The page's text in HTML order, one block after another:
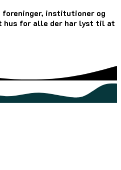
foreninger, institutioner og
hus for alle der har lyst til at